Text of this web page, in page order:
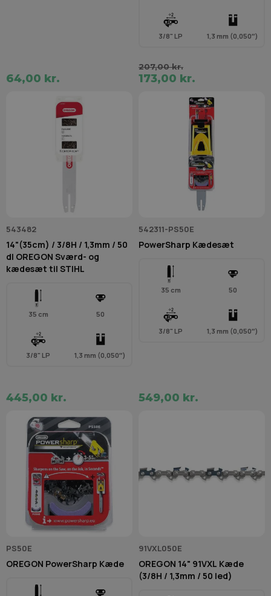
64,00 kr.
3/8" LP 1,3 mm (0,050″)
207,00 kr.
173,00 kr.
543482
14"(35cm) / 3/8H / 1,3mm / 50
dl OREGON Sværd- og
kædesæt til STIHL
35 cm 50
3/8" LP 1,3 mm (0,050″)
445,00 kr.
542311-PS50E
PowerSharp Kædesæt
35 cm 50
3/8" LP 1,3 mm (0,050″)
549,00 kr.
PS50E
OREGON PowerSharp Kæde
91VXL050E
OREGON 14" 91VXL Kæde
(3/8H / 1,3mm / 50 led)